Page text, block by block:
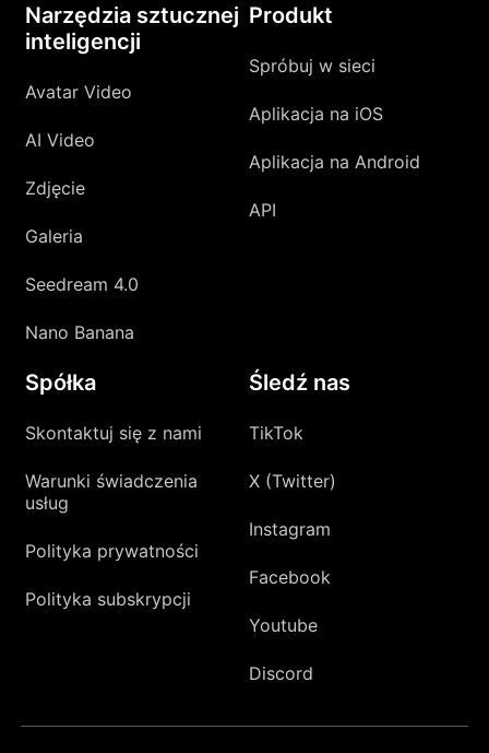
Narzędzia sztucznej
inteligencji
Avatar Video
AI Video
Zdjęcie
Galeria
Seedream 4.0
Nano Banana
Produkt
Spróbuj w sieci
Aplikacja na iOS
Aplikacja na Android
API
Spółka
Skontaktuj się z nami
Warunki świadczenia
usług
Polityka prywatności
Polityka subskrypcji
Śledź nas
TikTok
X (Twitter)
Instagram
Facebook
Youtube
Discord